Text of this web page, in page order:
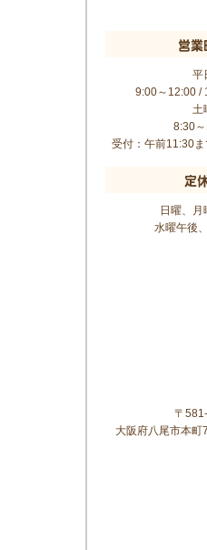
営
平
9:00～12:00 /
土
8:30
受付：午前11:30
定
日曜、月
水曜午後
〒
大阪府八尾市本町